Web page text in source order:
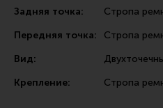
Сошки
Антабки и ремни
Фонари и ЛЦУ
Тюнинг для пистолетов
Задняя точка:
Стропа
Передняя точка:
Стропа
Вид:
Крепление:
Стропа